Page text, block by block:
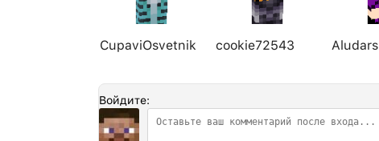
CupaviOsvetnik cookie72543 Aludars
Войдите: